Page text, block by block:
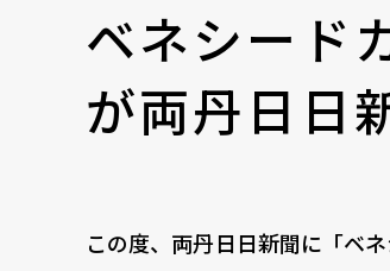
ベネシード
が両丹日日
この度、両丹日日新聞に「ベ